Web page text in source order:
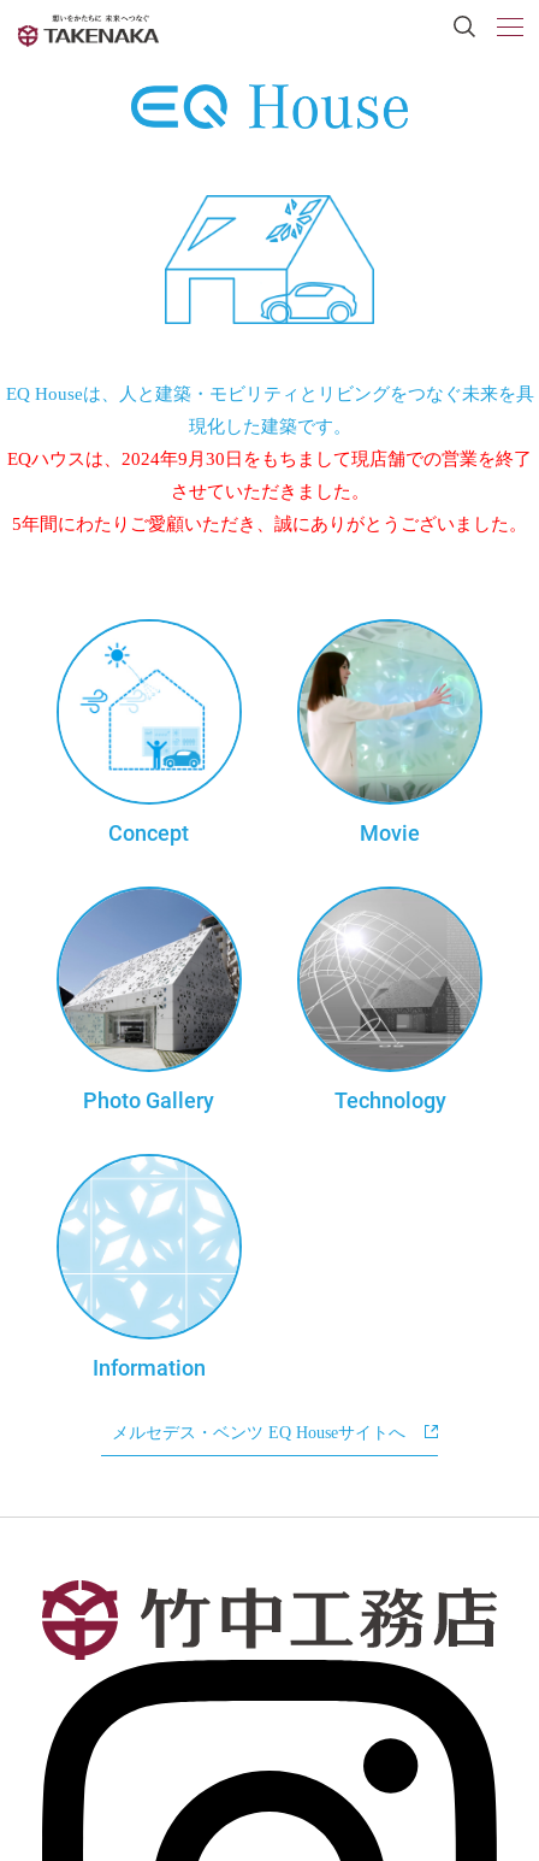
EQ Houseは、人と建築・モビリティとリビングをつなぐ未来を具
現化した建築です。
EQハウスは、2024年9月30日をもちまして現店舗での営業を終了
させていただきました。
5年間にわたりご愛顧いただき、誠にありがとうございました。
Concept Movie
Photo Gallery Technology
Information
メルセデス・ベンツ EQ Houseサイトへ